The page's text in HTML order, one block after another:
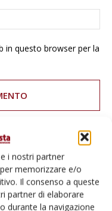
i nostri partner
memorizzare e/o
Il consenso a queste
partner di elaborare
durante la navigazione
in questo browser per la